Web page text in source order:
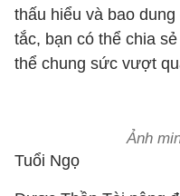
thấu hiểu và bao
tắc, bạn có thể chia
thể chung sức vượt
Ảnh
Tuổi Ngọ